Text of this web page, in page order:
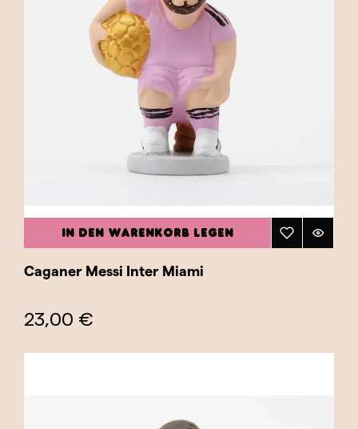
IN DEN WARENKORB LEGEN
Caganer Messi Inter Miami
23,00 €